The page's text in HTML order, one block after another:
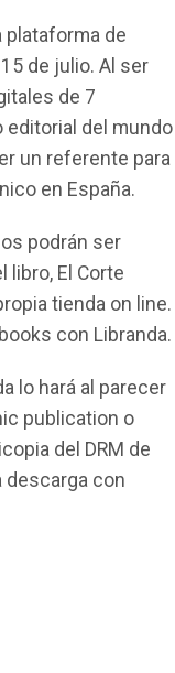
plataforma de
de julio. Al ser
de 7
editorial del mundo
un referente para
en España.
podrán ser
libro, El Corte
tienda on line.
con Libranda.
lo hará al parecer
publication o
del DRM de
descarga con